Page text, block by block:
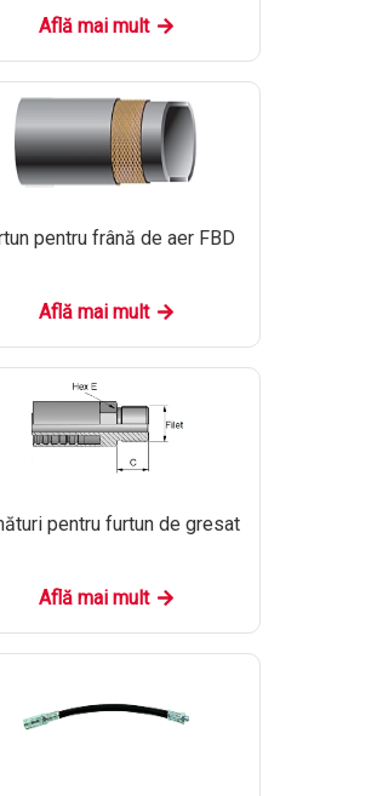
Află mai mult
pentru frână de aer FBD
Află mai mult
pentru furtun de gresat
Află mai mult